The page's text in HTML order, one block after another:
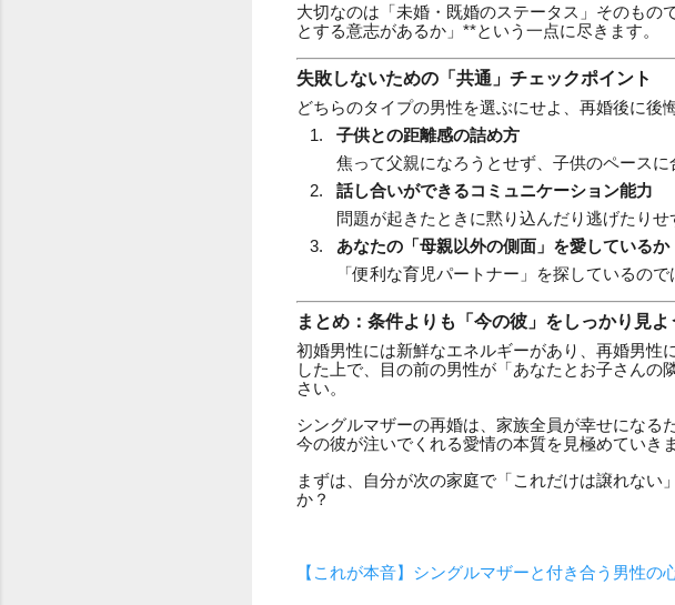
大切なのは「未婚・既婚のステータス」そのもの
とする意志があるか」**という一点に尽きます。
失敗しないための「共通」チェックポイント
どちらのタイプの男性を選ぶにせよ、再婚後に後
子供との距離感の詰め方
焦って父親になろうとせず、子供のペース
話し合いができるコミュニケーション能力
問題が起きたときに黙り込んだり逃げたりせ
あなたの「母親以外の側面」を愛しているか
「便利な育児パートナー」を探しているの
まとめ：条件よりも「今の彼」をしっかり見よ
初婚男性には新鮮なエネルギーがあり、再婚男性
した上で、目の前の男性が「あなたとお子さん
さい。
シングルマザーの再婚は、家族全員が幸せになる
今の彼が注いでくれる愛情の本質を見極めていき
まずは、自分が次の家庭で「これだけは譲れな
か？
【これが本音】シングルマザーと付き合う男性の